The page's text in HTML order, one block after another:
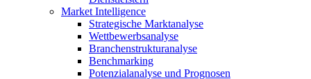
Market Intelligence
Strategische Marktanalyse
Wettbewerbsanalyse
Branchenstrukturanalyse
Benchmarking
Potenzialanalyse und Prognosen